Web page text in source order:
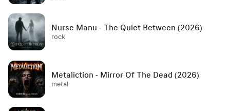
Nurse Manu - The Quiet Between (2026)
rock
Metaliction - Mirror Of The Dead (2026)
metal